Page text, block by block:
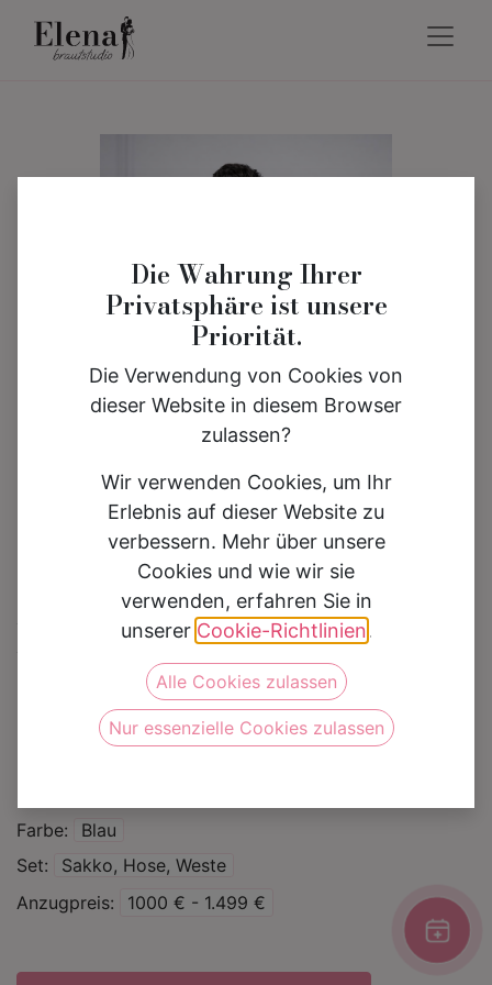
Hochzeitsanzug 4029
Auf die Wunschliste
Farbe
Blau
Set
Sakko, Hose, Weste
Anzugpreis
1000 € - 1.499 €
Die Wahrung Ihrer
Privatsphäre ist unsere
Priorität.
Die Verwendung von Cookies von
dieser Website in diesem Browser
zulassen?
Wir verwenden Cookies, um Ihr
Erlebnis auf dieser Website zu
verbessern. Mehr über unsere
Cookies und wie wir sie
verwenden, erfahren Sie in
unserer Cookie-Richtlinien.
Alle Cookies zulassen
Nur essenzielle Cookies zulassen